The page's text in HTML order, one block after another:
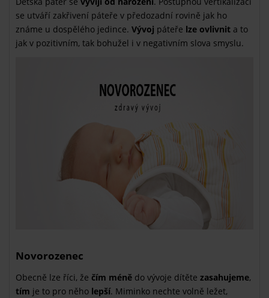
se utváří zakřivení páteře v předozadní rovině jak ho
známe u dospělého jedince. Vývoj páteře lze ovlivnit a to
jak v pozitivním, tak bohužel i v negativním slova smyslu.
Novorozenec
Obecně lze říci, že čím méně do vývoje dítěte zasahujeme,
tím je to pro něho lepší. Miminko nechte volně ležet,